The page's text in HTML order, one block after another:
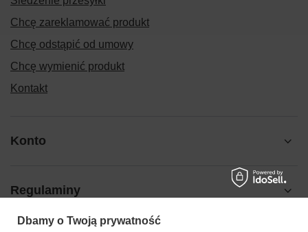
Chcę zareklamować produkt
Chcę odstąpić od umowy
Chcę wymienić produkt
Kontakt
Konto
Regulaminy
Dbamy o Twoją prywatność